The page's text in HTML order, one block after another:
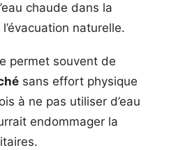
chaude dans la
naturelle.
permet souvent de
sans effort physique
à ne pas utiliser d’eau
endommager la